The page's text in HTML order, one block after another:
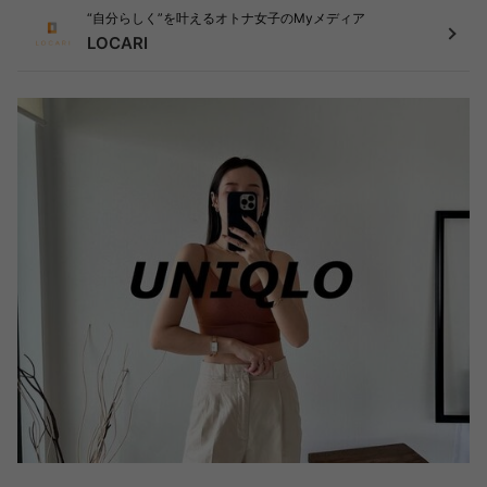
“自分らしく”を叶えるオトナ女子のMyメディア
LOCARI